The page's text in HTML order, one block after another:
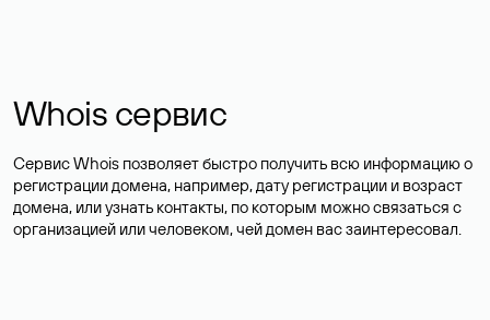
Whois сервис
Сервис Whois позволяет быстро получить всю информацию о
регистрации домена, например, дату регистрации и возраст
домена, или узнать контакты, по которым можно связаться с
организацией или человеком, чей домен вас заинтересовал.